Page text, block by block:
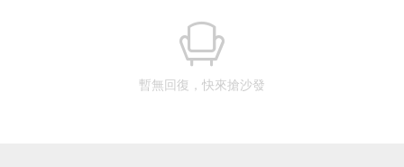
暫無回復，快來搶沙發